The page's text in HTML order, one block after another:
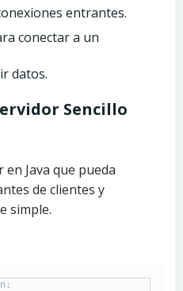
entrantes.
conectar a un
datos.
Sencillo
Java que pueda
de clientes y
simple.